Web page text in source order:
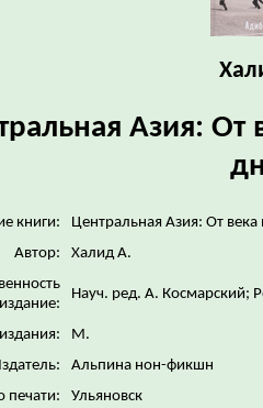
Азия:
книги:
Центральная Азия: От
Автор:
Халид А.
Науч. ред. А. Космарский;
М.
Альпина нон-фикшн
печати:
Ульяновск